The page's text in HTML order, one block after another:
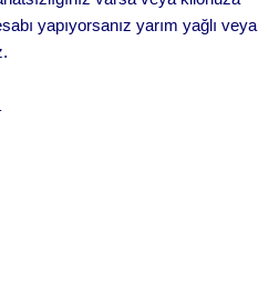
yapıyorsanız yarım yağlı veya